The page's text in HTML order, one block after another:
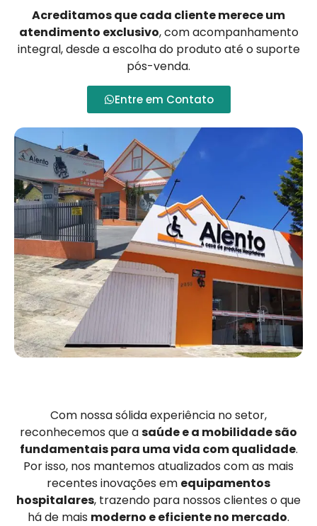
Acreditamos que cada cliente merece um
atendimento exclusivo, com acompanhamento
integral, desde a escolha do produto até o suporte
pós-venda.
Entre em Contato
Com nossa sólida experiência no setor,
reconhecemos que asaúde e a mobilidade são
fundamentais para uma vida com qualidade.
Por isso, nos mantemos atualizados com as mais
recentes inovações em equipamentos
hospitalares, trazendo para nossos clientes o que
há de mais moderno e eficiente no mercado.